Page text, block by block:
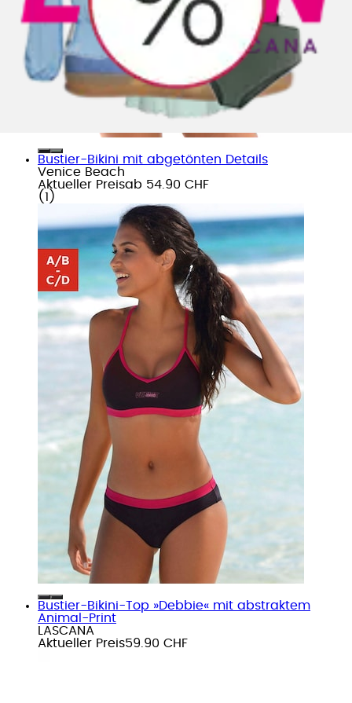
Bustier-Bikini mit abgetönten Details
Venice Beach
Aktueller Preisab 54.90 CHF
( 1 )
Bustier-Bikini-Top »Debbie« mit abstraktem
Animal-Print
LASCANA
Aktueller Preis59.90 CHF